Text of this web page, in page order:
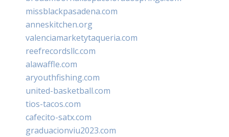
missblackpasadena.com
anneskitchen.org
valenciamarketytaqueria.com
reefrecordsllc.com
alawaffle.com
aryouthfishing.com
united-basketball.com
tios-tacos.com
cafecito-satx.com
graduacionviu2023.com